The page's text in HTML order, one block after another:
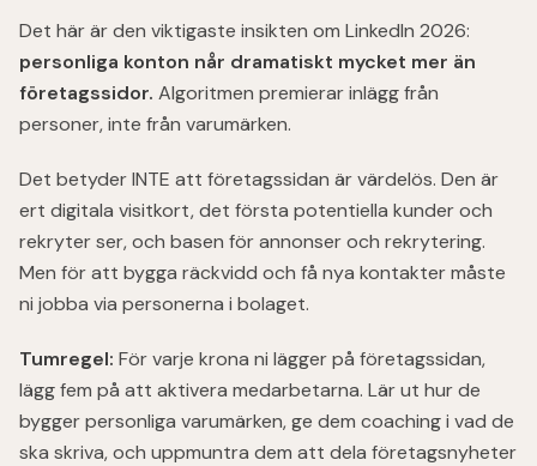
Det här är den viktigaste insikten om LinkedIn 2026:
personliga konton når dramatiskt mycket mer än
företagssidor. Algoritmen premierar inlägg från
personer, inte från varumärken.
Det betyder INTE att företagssidan är värdelös. Den är
ert digitala visitkort, det första potentiella kunder och
rekryter ser, och basen för annonser och rekrytering.
Men för att bygga räckvidd och få nya kontakter måste
ni jobba via personerna i bolaget.
Tumregel: För varje krona ni lägger på företagssidan,
lägg fem på att aktivera medarbetarna. Lär ut hur de
bygger personliga varumärken, ge dem coaching i vad de
ska skriva, och uppmuntra dem att dela företagsnyheter